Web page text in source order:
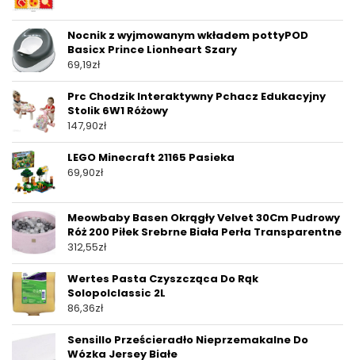
Nocnik z wyjmowanym wkładem pottyPOD
Basicx Prince Lionheart Szary
69,19zł
Prc Chodzik Interaktywny Pchacz Edukacyjny
Stolik 6W1 Różowy
147,90zł
LEGO Minecraft 21165 Pasieka
69,90zł
Meowbaby Basen Okrągły Velvet 30Cm Pudrowy
Róż 200 Piłek Srebrne Biała Perła Transparentne
312,55zł
Wertes Pasta Czyszcząca Do Rąk
Solopolclassic 2L
86,36zł
Sensillo Prześcieradło Nieprzemakalne Do
Wózka Jersey Białe